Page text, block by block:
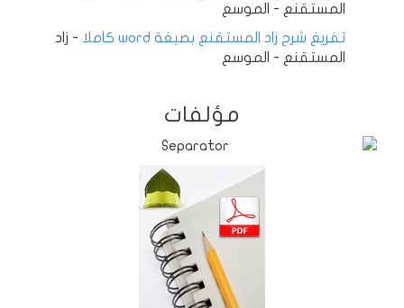
المستقنع - الموسع
تفريغ شرح زاد المستقنع بصيغة word كاملا
- زاد
المستقنع - الموسع
مؤلفات